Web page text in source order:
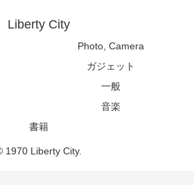
Liberty City
Photo, Camera
ガジェット
一般
音楽
書籍
1970 Liberty City.